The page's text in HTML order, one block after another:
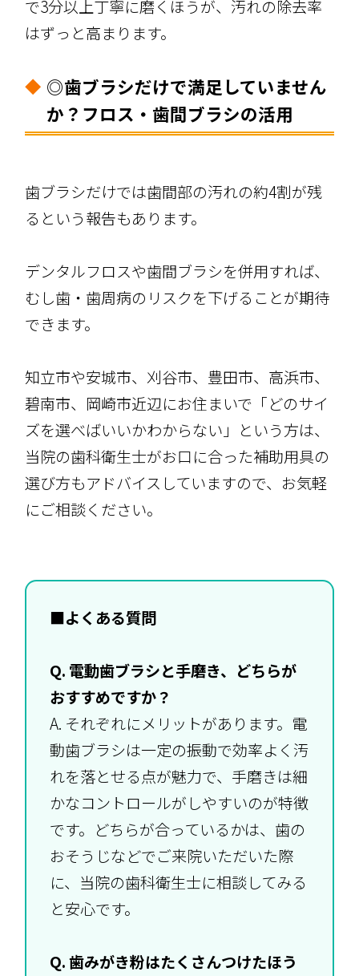
で3分以上丁寧に磨くほうが、汚れの除去率
はずっと高まります。
◎歯ブラシだけで満足していません
か？フロス・歯間ブラシの活用
歯ブラシだけでは歯間部の汚れの約4割が残
るという報告もあります。
デンタルフロスや歯間ブラシを併用すれば、
むし歯・歯周病のリスクを下げることが期待
できます。
知立市や安城市、刈谷市、豊田市、高浜市、
碧南市、岡崎市近辺にお住まいで「どのサイ
ズを選べばいいかわからない」という方は、
当院の歯科衛生士がお口に合った補助用具の
選び方もアドバイスしていますので、お気軽
にご相談ください。
■よくある質問
Q. 電動歯ブラシと手磨き、どちらが
おすすめですか？
A. それぞれにメリットがあります。電
動歯ブラシは一定の振動で効率よく汚
れを落とせる点が魅力で、手磨きは細
かなコントロールがしやすいのが特徴
です。どちらが合っているかは、歯の
おそうじなどでご来院いただいた際
に、当院の歯科衛生士に相談してみる
と安心です。
Q. 歯みがき粉はたくさんつけたほう